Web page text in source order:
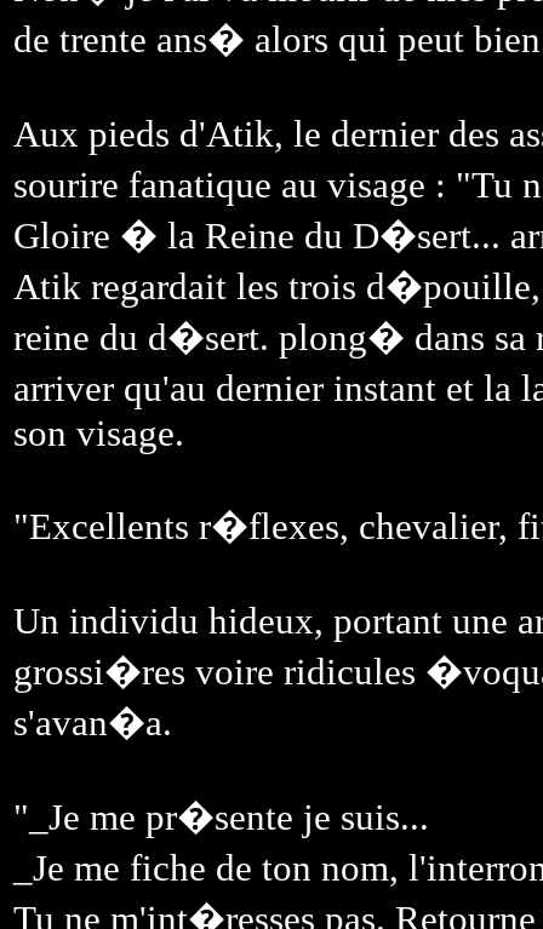
de trente ans� alors qui peut
Aux pieds d'Atik, le dernier des
sourire fanatique au visage : "Tu
Gloire � la Reine du D�sert...
Atik regardait les trois
reine du d�sert. plong� dans
arriver qu'au dernier instant et la
son visage.
"Excellents r�flexes, chevalier,
Un individu hideux, portant une
grossi�res voire ridicules
s'avan�a.
"_Je me pr�sente je suis...
_Je me fiche de ton nom,
Tu ne m'int�resses pas.